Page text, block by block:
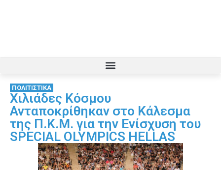
ΠΟΛΙΤΙΣΤΙΚΑ
Χιλιάδες Κόσμου
Ανταποκρίθηκαν στο Κάλεσμα
της Π.Κ.Μ. για την Ενίσχυση του
SPECIAL OLYMPICS HELLAS